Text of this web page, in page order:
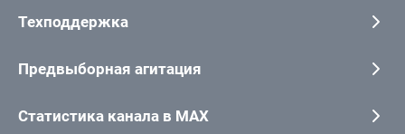
Техподдержка
Предвыборная агитация
Статистика канала в MAX